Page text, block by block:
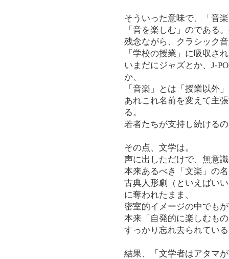
そういった意味で、「音
「音を楽しむ」のである
残念ながら、クラシック
「学校の授業」に吸収さ
いまだにジャズとか、J-
か、
「音楽」とは「授業以外
あれこれ名前を変えて主
る。
若者たちが支持し続ける
その点、文学は。
声に出しただけで、無意
本来あるべき「文楽」の
古典人形劇（といえばい
に奪われたまま、
密室的イメージの中でも
本来「自発的に楽しむも
すっかり忘れ去られてい
結果、「文学者はアタマ